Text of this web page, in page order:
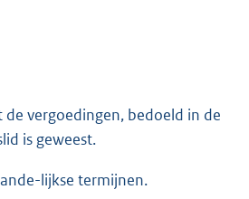
vergoedingen, bedoeld in de
is geweest.
lijkse termijnen.